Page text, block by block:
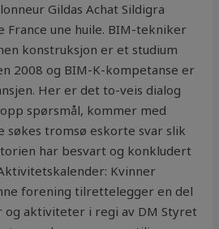
Gildas Achat Sildigra
France une huile. BIM-tekniker
konstruksjon er et studium
2008 og BIM-K-kompetanse er
Her er det to-veis dialog
spørsmål, kommer med
søkes tromsø eskorte svar slik
har besvart og konkludert
Kvinner
forening tilrettelegger en del
og aktiviteter i regi av DM Styret